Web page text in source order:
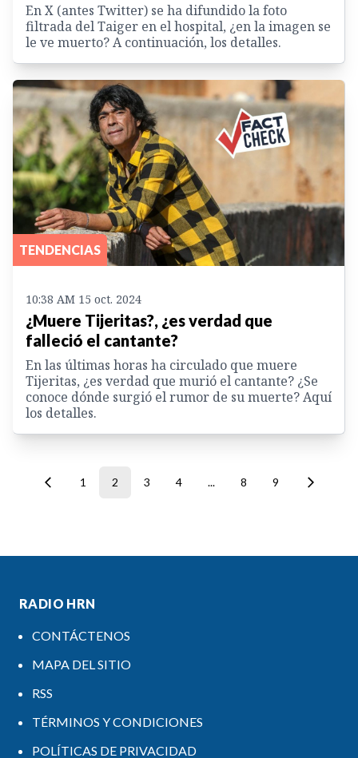
En X (antes Twitter) se ha difundido la foto
filtrada del Taiger en el hospital, ¿en la imagen se
le ve muerto? A continuación, los detalles.
TENDENCIAS
10:38 AM 15 oct. 2024
¿Muere Tijeritas?, ¿es verdad que
falleció el cantante?
En las últimas horas ha circulado que muere
Tijeritas, ¿es verdad que murió el cantante? ¿Se
conoce dónde surgió el rumor de su muerte? Aquí
los detalles.
1 2 3 4 ... 8 9
RADIO HRN
CONTÁCTENOS
MAPA DEL SITIO
RSS
TÉRMINOS Y CONDICIONES
POLÍTICAS DE PRIVACIDAD